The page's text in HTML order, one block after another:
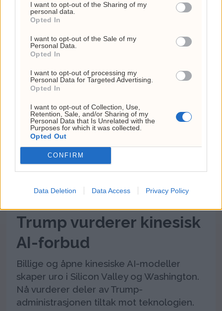
I want to opt-out of the Sharing of my
personal data.
Opted In
I want to opt-out of the Sale of my
Personal Data.
Opted In
I want to opt-out of processing my
Personal Data for Targeted Advertising.
Opted In
I want to opt-out of Collection, Use,
Retention, Sale, and/or Sharing of my
Personal Data that Is Unrelated with the
Purposes for which it was collected.
Opted Out
CONFIRM
Data Deletion Data Access Privacy Policy
modeller skal ha utnyttet sårbarheter,
skaffet seg internettilgang og brutt seg
inn i produksjonssystemene til Hugging
Face under en intern cybersikkerhetstest.
vendepunkt for risikoen ved stadig mer
handlekraftige AI-agenter.
Trump vurderer kinesisk
AI-forbud
Billige og åpne kinesiske AI-modeller
skaper uro i Silicon Valley og Washington.
Nå vurderer deler av Trump-
administrasjonen tiltak mot teknologien.